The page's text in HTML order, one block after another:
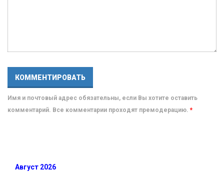
Имя и почтовый адрес обязательны, если Вы хотите оставить
комментарий. Все комментарии проходят премодерацию. *
Август 2026